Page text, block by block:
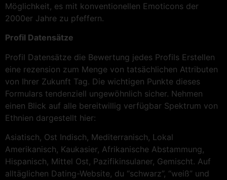
Möglichkeit, es mit konventionellen Emoticons der
2000er Jahre zu pfeffern.
Profil Datensätze
Profil Datensätze die Bewertung jedes Profils Erstellen
eine rezension zum Menge von tatsächlichen Attributen
von Ihrer Zukunft Tag. Die wichtigen Punkte dieses
Formulars tendenziell ungewöhnlich sicher. Nehmen
einen Blick auf alle bereitwillig verfügbar Spektrum von
Ethnien dargestellt hier:
Asiatisch, Ost Indisch, Mediterranisch, Lokal
Amerikanisch, Kaukasier, Afrikanische Abstammung,
Hispanisch, Mittel Ost, Pazifikinsulaner, Gemischt. Auf
alltäglichen Dating-Website, du “schwarz”, “weiß” und